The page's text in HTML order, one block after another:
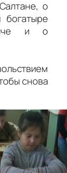
о
и о
снова